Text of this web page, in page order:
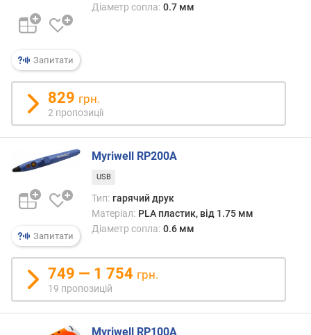
ь
к
с
ш
в
и
к
с
т
й
о
щ
Запитати
Діаметр сопла: 0.7 мм
829 грн.
2 пропозиції
Запитати
Myriwell RP200A
USB
Тип: гарячий друк
Матеріал: PLA пластик, від 1.75 мм
Діаметр сопла: 0.6 мм
749 — 1 754 грн.
19 пропозицій
Myriwell RP100A